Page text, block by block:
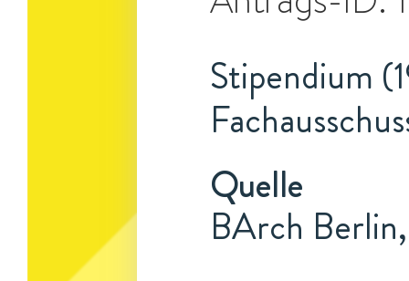
Stipendium
Quelle
BArch